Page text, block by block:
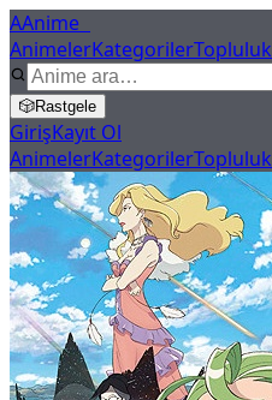
AAnime
AnimelerKategorilerTopluluk
🎲Rastgele
GirişKayıt Ol
AnimelerKategorilerTopluluk